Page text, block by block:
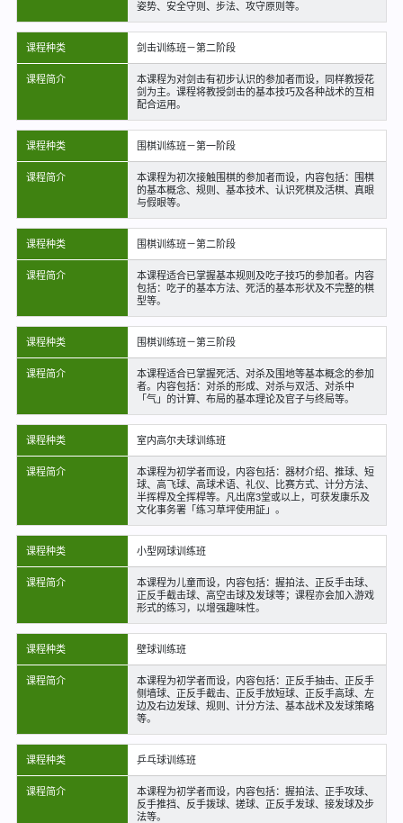
姿势、安全守则、步法、攻守原则等。
课程种类 剑击训练班－第二阶段
课程简介
本课程为对剑击有初步认识的参加者而设，同样教授花
剑为主。课程将教授剑击的基本技巧及各种战术的互相
配合运用。
课程种类 围棋训练班－第一阶段
课程简介
本课程为初次接触围棋的参加者而设，内容包括：围棋
的基本概念、规则、基本技术、认识死棋及活棋、真眼
与假眼等。
课程种类 围棋训练班－第二阶段
课程简介
本课程适合已掌握基本规则及吃子技巧的参加者。内容
包括：吃子的基本方法、死活的基本形状及不完整的棋
型等。
课程种类 围棋训练班－第三阶段
课程简介
本课程适合已掌握死活、对杀及围地等基本概念的参加
者。内容包括：对杀的形成、对杀与双活、对杀中
「气」的计算、布局的基本理论及官子与终局等。
课程种类 室内高尔夫球训练班
课程简介
本课程为初学者而设，内容包括：器材介绍、推球、短
球、高飞球、高球术语、礼仪、比赛方式、计分方法、
半挥桿及全挥桿等。凡出席3堂或以上，可获发康乐及
文化事务署「练习草坪使用証」。
课程种类 小型网球训练班
课程简介
本课程为儿童而设，内容包括：握拍法、正反手击球、
正反手截击球、高空击球及发球等；课程亦会加入游戏
形式的练习，以增强趣味性。
课程种类 壁球训练班
课程简介
本课程为初学者而设，内容包括：正反手抽击、正反手
侧墙球、正反手截击、正反手放短球、正反手高球、左
边及右边发球、规则、计分方法、基本战术及发球策略
等。
课程种类 乒乓球训练班
课程简介
本课程为初学者而设，内容包括：握拍法、正手攻球、
反手推挡、反手拨球、搓球、正反手发球、接发球及步
法等。